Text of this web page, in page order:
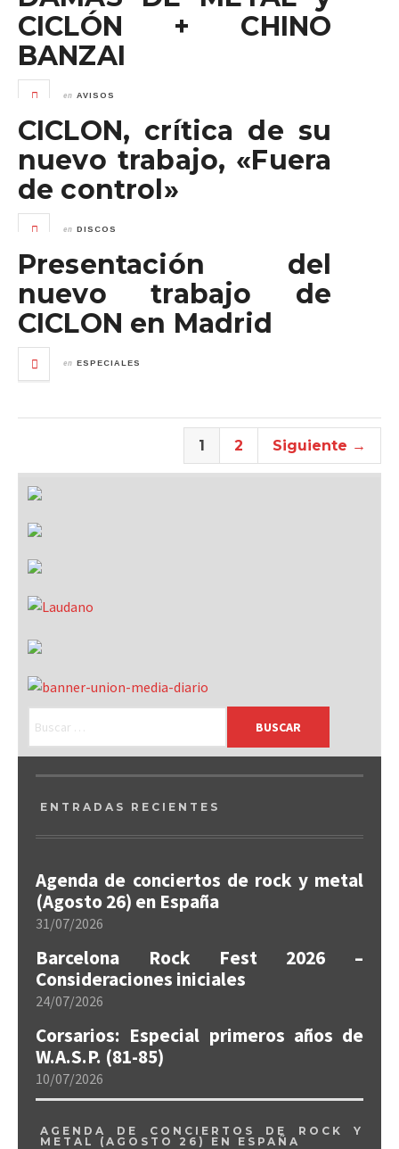
CICLÓN + CHINO
BANZAI
en AVISOS
CICLON, crítica de su
nuevo trabajo, «Fuera
de control»
en DISCOS
Presentación del
nuevo trabajo de
CICLON en Madrid
en ESPECIALES
1 2 Siguiente →
ENTRADAS RECIENTES
Agenda de conciertos de rock y metal
(Agosto 26) en España
31/07/2026
Barcelona Rock Fest 2026 –
Consideraciones iniciales
24/07/2026
Corsarios: Especial primeros años de
W.A.S.P. (81-85)
10/07/2026
AGENDA DE CONCIERTOS DE ROCK Y
METAL (AGOSTO 26) EN ESPAÑA